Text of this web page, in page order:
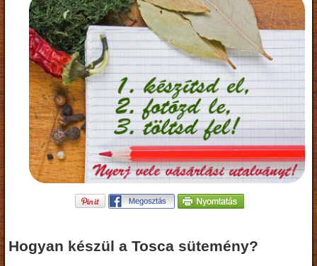
Hogyan készül a Tosca sütemény?